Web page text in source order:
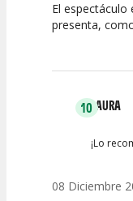
10
El
presenta,
10LAURA
¡Lo
08 Diciembre